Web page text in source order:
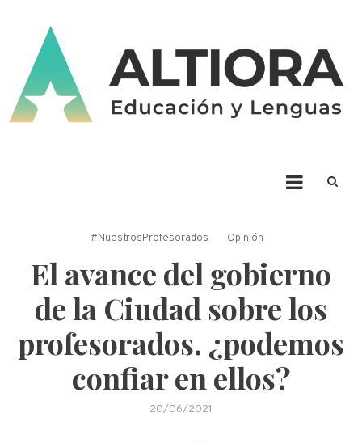
ALTIORA – Educación y
#NuestrosProfesorados Opinión
El avance del gobierno
de la Ciudad sobre los
profesorados. ¿podemos
confiar en ellos?
20/06/2021